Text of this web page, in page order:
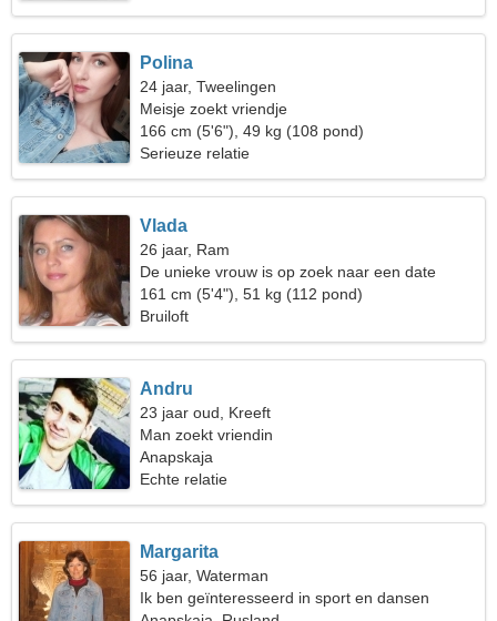
Polina
24 jaar, Tweelingen
Meisje zoekt vriendje
166 cm (5'6"), 49 kg (108 pond)
Serieuze relatie
Vlada
26 jaar, Ram
De unieke vrouw is op zoek naar een date
161 cm (5'4"), 51 kg (112 pond)
Bruiloft
Andru
23 jaar oud, Kreeft
Man zoekt vriendin
Anapskaja
Echte relatie
Margarita
56 jaar, Waterman
Ik ben geïnteresseerd in sport en dansen